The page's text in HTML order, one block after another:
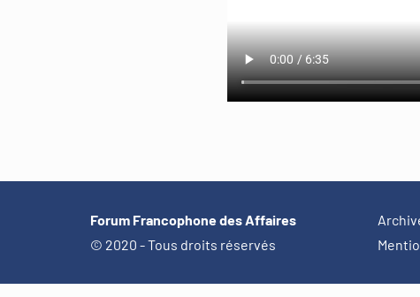
Forum Francophone des Affaires
© 2020 - Tous droits réservés